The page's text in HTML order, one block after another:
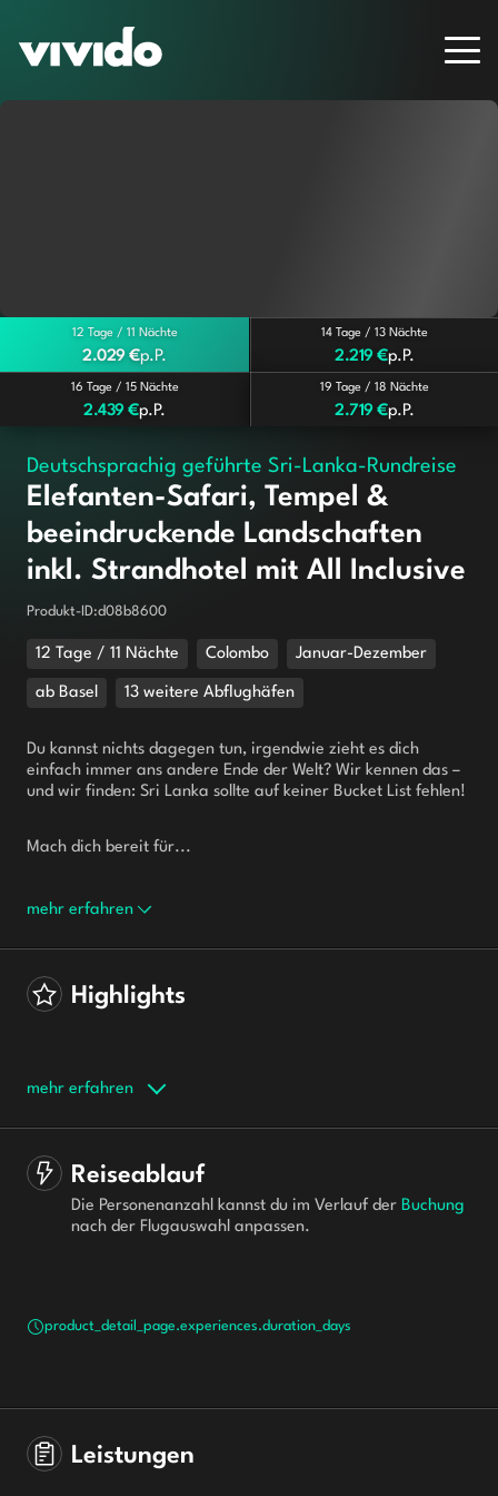
12 Tage / 11 Nächte
2.029 €p.P.
14 Tage / 13 Nächte
2.219 €p.P.
16 Tage / 15 Nächte
2.439 €p.P.
19 Tage / 18 Nächte
2.719 €p.P.
Deutschsprachig geführte Sri-Lanka-Rundreise
Elefanten-Safari, Tempel &
beeindruckende Landschaften
inkl. Strandhotel mit All Inclusive
Produkt-ID:d08b8600
12 Tage / 11 Nächte Colombo Januar-Dezember
ab Basel 13 weitere Abflughäfen
Du kannst nichts dagegen tun, irgendwie zieht es dich
einfach immer ans andere Ende der Welt? Wir kennen das –
und wir finden: Sri Lanka sollte auf keiner Bucket List fehlen!
Mach dich bereit für...
mehr erfahren
Highlights
mehr erfahren
Reiseablauf
Die Personenanzahl kannst du im Verlauf der Buchung
nach der Flugauswahl anpassen.
product_detail_page.experiences.duration_days
Leistungen